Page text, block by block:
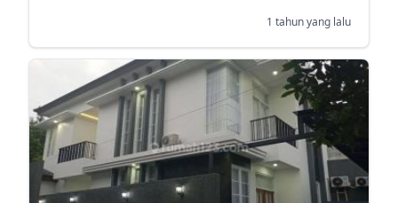
1 tahun yang lalu